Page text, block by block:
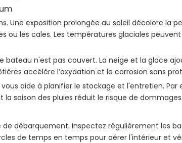
exposition prolongée au soleil décolore la
ou les cales. Les températures glaciales
n'est pas couvert. La neige et la glace
accélère l’oxydation et la corrosion sans
aide à planifier le stockage et l'entretien.
saison des pluies réduit le risque de dommages.
débarquement. Inspectez régulièrement les
de temps en temps pour aérer l'intérieur et